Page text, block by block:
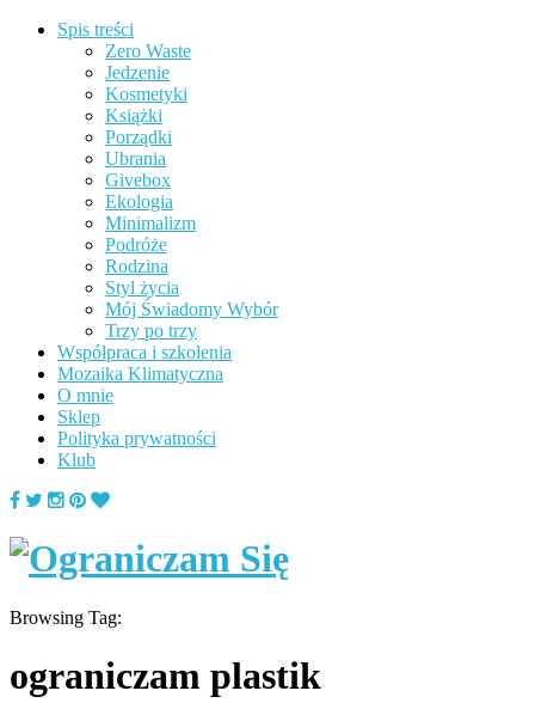
Spis treści
Zero Waste
Jedzenie
Kosmetyki
Książki
Porządki
Ubrania
Givebox
Ekologia
Minimalizm
Podróże
Rodzina
Styl życia
Mój Świadomy Wybór
Trzy po trzy
Współpraca i szkolenia
Mozaika Klimatyczna
O mnie
Sklep
Polityka prywatności
Klub
Browsing Tag:
ograniczam plastik